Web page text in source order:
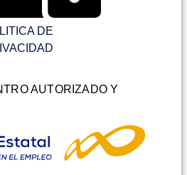
DE
AUTORIZADO Y